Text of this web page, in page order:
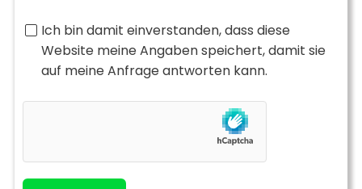
Ich bin damit einverstanden, dass diese
Website meine Angaben speichert, damit sie
auf meine Anfrage antworten kann.